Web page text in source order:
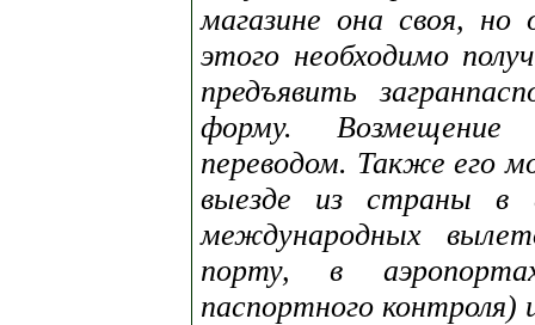
магазине она своя,
этого необходимо
предъявить
форму. Возмещение
переводом. Также его
выезде из страны в
международных
порту, в
паспортного